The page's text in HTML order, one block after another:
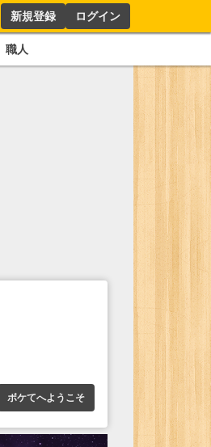
新規登録 ログイン
職人
ボケてへようこそ